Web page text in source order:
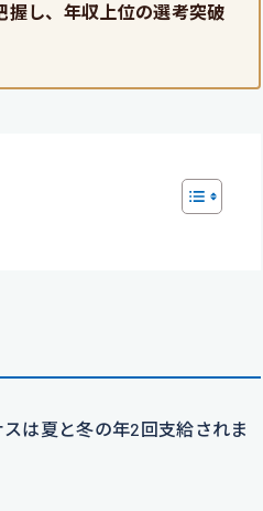
握し、年収上位の選考突破
は夏と冬の年2回支給されま